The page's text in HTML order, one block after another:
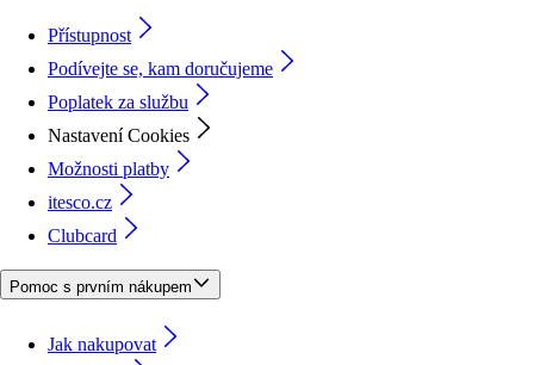
Přístupnost
Podívejte se, kam doručujeme
Poplatek za službu
Nastavení Cookies
Možnosti platby
itesco.cz
Clubcard
Pomoc s prvním nákupem
Jak nakupovat